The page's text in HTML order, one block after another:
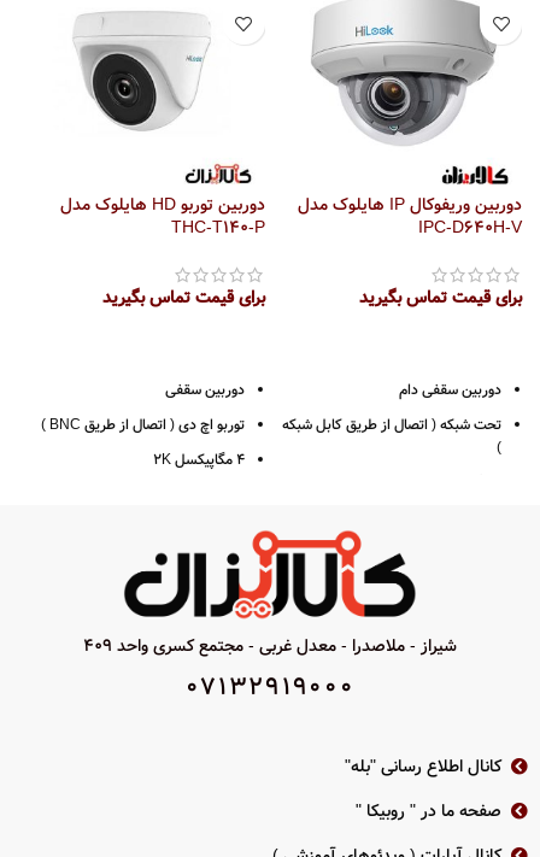
دوربین وریفوکال IP هایلوک مدل
IPC-D640H-V
برای قیمت تماس بگیرید
دوربین سقفی دام
تحت شبکه ( اتصال از طریق کابل شبکه
)
لنز وری فوکال ( 2.8 به 12 )
قدرت دید در شب 30 متر
بدنه فلزی
دوربین توربو HD هایلوک مدل
THC-T140-P
برای قیمت تماس بگیرید
دوربین سقفی
توربو اچ دی ( اتصال از طریق BNC )
4 مگاپیکسل 2K
قدرت دید در شب 20 متر
بدنه پلاستیک
پشتیبانی از فرمت TVI-CVI-AHD-
ANALOG
استاندارد IP66
شیراز - ملاصدرا - معدل غربی - مجتمع کسری واحد 409
07132919000
کانال اطلاع رسانی "بله"
صفحه ما در " روبیکا "